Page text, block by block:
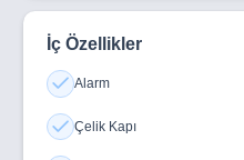
İç Özellikler
Alarm
Çelik Kapı